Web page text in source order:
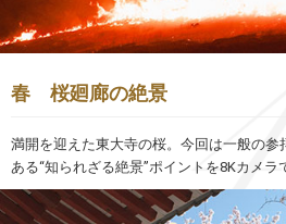
春 桜廻廊の絶景
満開を迎えた東大寺の桜。今回は一般の参
ある“知られざる絶景”ポイントを8Kカメラ